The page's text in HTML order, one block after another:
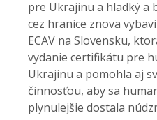
pre Ukrajinu a hladký a
cez hranice znova
ECAV na Slovensku,
vydanie certifikátu pre
Ukrajinu a pomohla aj
činnosťou, aby sa
plynulejšie dostala